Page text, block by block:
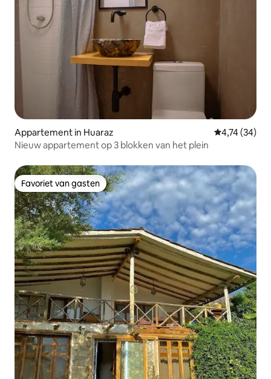
Appartement in Huaraz Gemiddelde
4,74 (34)
Nieuw appartement op 3 blokken van het plein
Favoriet van gasten
Favoriet van gasten